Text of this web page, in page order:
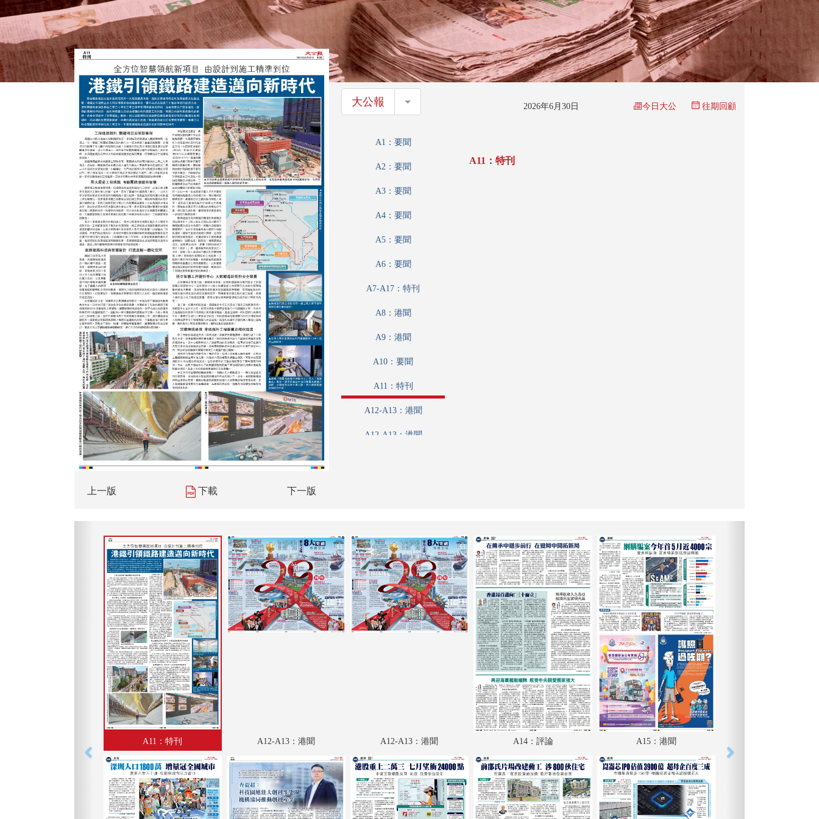
上一版 下載 下一版
大公報 大公報 2026年6月30日 今日大公 往期回顧
A1：要聞
A2：要聞
A3：要聞
A4：要聞
A5：要聞
A6：要聞
A7-A17：特刊
A8：港聞
A9：港聞
A10：要聞
A11：特刊
A12-A13：港聞
A12-A13：港聞
A18：經濟
A19：經濟
A20：經濟
A21：教育
B3：經濟
B4：經濟
A11：特刊
A11：特刊 A12-A13：港聞 A12-A13：港聞 A14：評論 A15：港聞